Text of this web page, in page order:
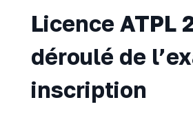
Licence ATPL
déroulé de
inscription